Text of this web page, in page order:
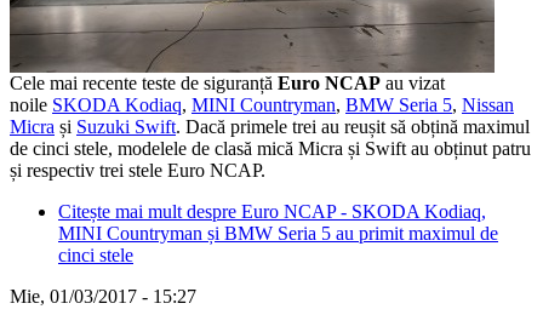
Cele mai recente teste de siguranță Euro NCAP au vizat
noile SKODA Kodiaq, MINI Countryman, BMW Seria 5, Nissan
Micra și Suzuki Swift. Dacă primele trei au reușit să obțină maximul
de cinci stele, modelele de clasă mică Micra și Swift au obținut patru
și respectiv trei stele Euro NCAP.
Citește mai mult despre Euro NCAP - SKODA Kodiaq,
MINI Countryman și BMW Seria 5 au primit maximul de
cinci stele
Mie, 01/03/2017 - 15:27